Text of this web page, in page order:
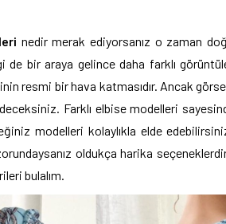
nedir merak ediyorsanız o zaman
de bir araya gelince daha farklı
resmi bir hava katmasıdır. Ancak
Farklı elbise modelleri
modelleri kolaylıkla elde
oldukça harika
bulalım.